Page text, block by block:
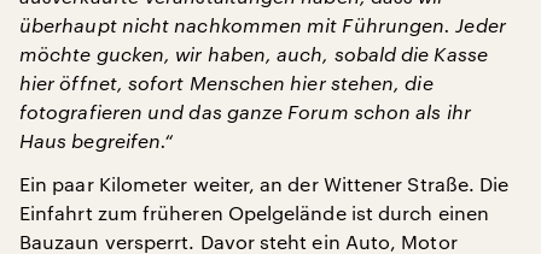
überhaupt nicht nachkommen mit Führungen. Jeder
möchte gucken, wir haben, auch, sobald die Kasse
hier öffnet, sofort Menschen hier stehen, die
fotografieren und das ganze Forum schon als ihr
Haus begreifen.“
Ein paar Kilometer weiter, an der Wittener Straße. Die
Einfahrt zum früheren Opelgelände ist durch einen
Bauzaun versperrt. Davor steht ein Auto, Motor